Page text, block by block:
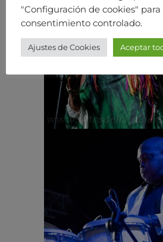
"Configuración de cookies"
consentimiento controlado.
Ajustes de Cookies Aceptar